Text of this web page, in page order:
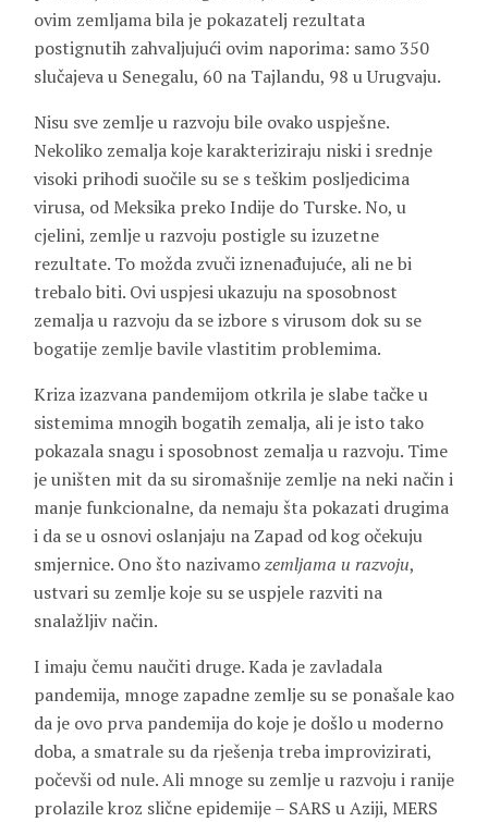
ovim zemljama bila je pokazatelj rezultata
postignutih zahvaljujući ovim naporima: samo 350
slučajeva u Senegalu, 60 na Tajlandu, 98 u Urugvaju.
Nisu sve zemlje u razvoju bile ovako uspješne.
Nekoliko zemalja koje karakteriziraju niski i srednje
visoki prihodi suočile su se s teškim posljedicima
virusa, od Meksika preko Indije do Turske. No, u
cjelini, zemlje u razvoju postigle su izuzetne
rezultate. To možda zvuči iznenađujuće, ali ne bi
trebalo biti. Ovi uspjesi ukazuju na sposobnost
zemalja u razvoju da se izbore s virusom dok su se
bogatije zemlje bavile vlastitim problemima.
Kriza izazvana pandemijom otkrila je slabe tačke u
sistemima mnogih bogatih zemalja, ali je isto tako
pokazala snagu i sposobnost zemalja u razvoju. Time
je uništen mit da su siromašnije zemlje na neki način i
manje funkcionalne, da nemaju šta pokazati drugima
i da se u osnovi oslanjaju na Zapad od kog očekuju
smjernice. Ono što nazivamozemljama u razvoju,
ustvari su zemlje koje su se uspjele razviti na
snalažljiv način.
I imaju čemu naučiti druge. Kada je zavladala
pandemija, mnoge zapadne zemlje su se ponašale kao
da je ovo prva pandemija do koje je došlo u moderno
doba, a smatrale su da rješenja treba improvizirati,
počevši od nule. Ali mnoge su zemlje u razvoju i ranije
prolazile kroz slične epidemije – SARS u Aziji, MERS